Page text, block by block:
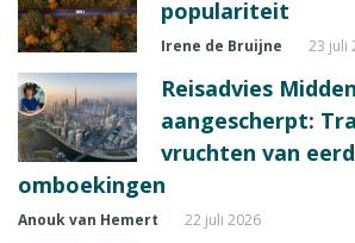
populariteit
Irene de Bruijne 23 juli
Reisadvies
aangescherpt:
vruchten van
omboekingen
Anouk van Hemert 22 juli 2026